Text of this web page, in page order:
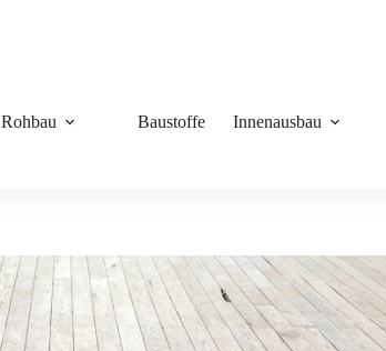
Rohbau Baustoffe Innenausbau